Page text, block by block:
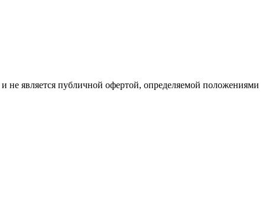
не является публичной офертой, определяемой положениями